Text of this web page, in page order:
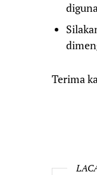
Terima